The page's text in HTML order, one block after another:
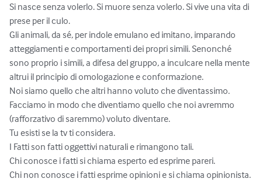
Si nasce senza volerlo. Si muore senza volerlo. Si vive una vita di
prese per il culo.
Gli animali, da sé, per indole emulano ed imitano, imparando
atteggiamenti e comportamenti dei propri simili. Senonché
sono proprio i simili, a difesa del gruppo, a inculcare nella mente
altrui il principio di omologazione e conformazione.
Noi siamo quello che altri hanno voluto che diventassimo.
Facciamo in modo che diventiamo quello che noi avremmo
(rafforzativo di saremmo) voluto diventare.
Tu esisti se la tv ti considera.
I Fatti son fatti oggettivi naturali e rimangono tali.
Chi conosce i fatti si chiama esperto ed esprime pareri.
Chi non conosce i fatti esprime opinioni e si chiama opinionista.